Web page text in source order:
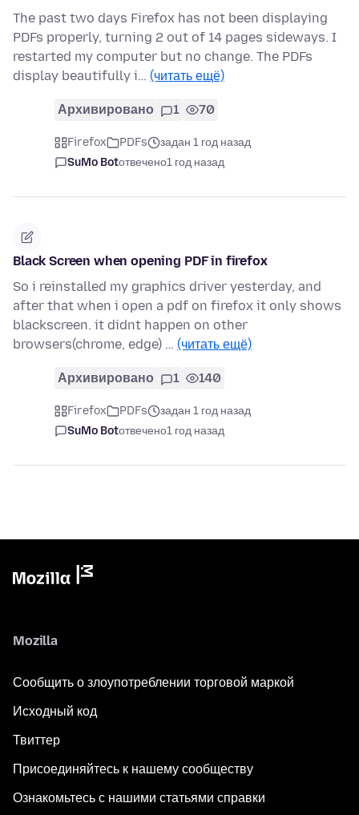
The past two days Firefox has not been displaying
PDFs properly, turning 2 out of 14 pages sideways. I
restarted my computer but no change. The PDFs
display beautifully i… (читать ещё)
Архивировано 1 70
Firefox PDFs
задан 1 год назад
SuMo Botотвечено1 год назад
Black Screen when opening PDF in firefox
So i reinstalled my graphics driver yesterday, and
after that when i open a pdf on firefox it only shows
blackscreen. it didnt happen on other
browsers(chrome, edge) … (читать ещё)
Архивировано 1 140
Firefox PDFs
задан 1 год назад
SuMo Botотвечено1 год назад
Mozilla
Сообщить о злоупотреблении торговой маркой
Исходный код
Твиттер
Присоединяйтесь к нашему сообществу
Ознакомьтесь с нашими статьями справки